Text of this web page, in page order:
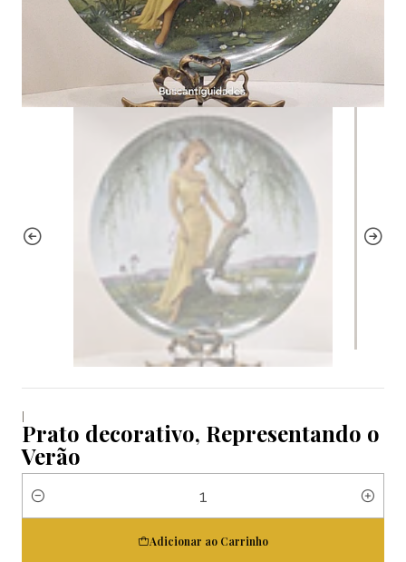
|
Prato decorativo, Representando o
Verão
Quantidade
Adicionar ao Carrinho